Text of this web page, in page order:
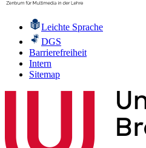
Leichte Sprache
DGS
Barrierefreiheit
Intern
Sitemap